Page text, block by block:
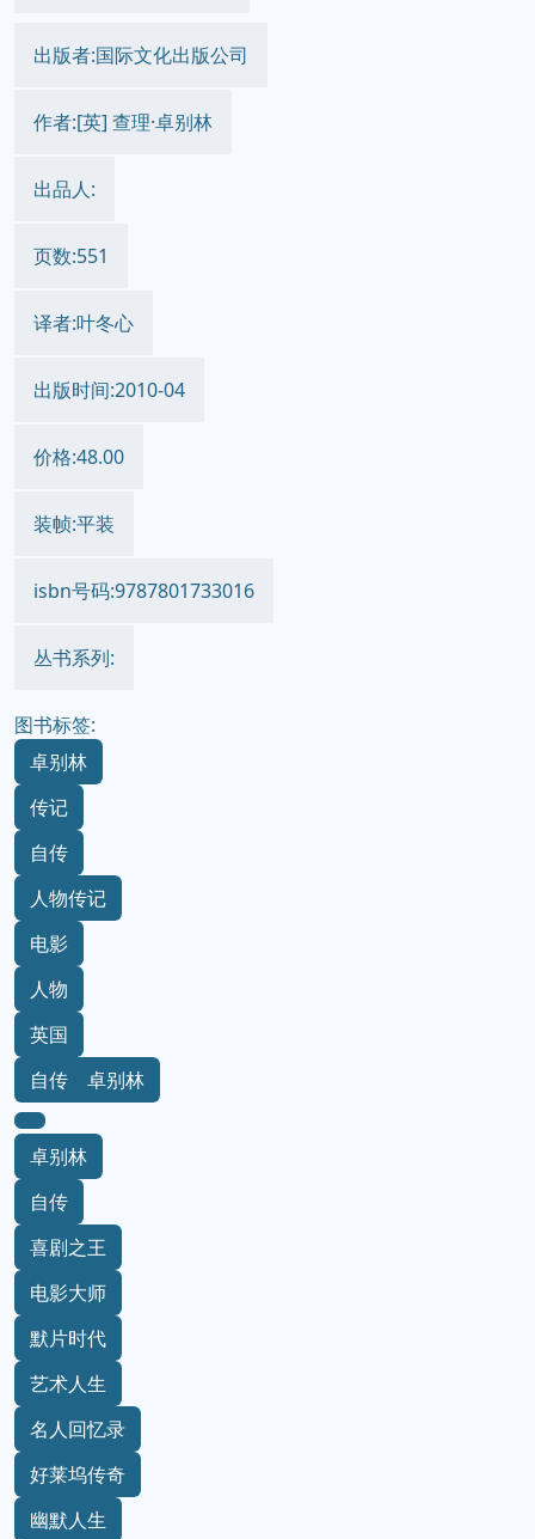
出版者:国际文化出版公司
作者:[英] 查理·卓别林
出品人:
页数:551
译者:叶冬心
出版时间:2010-04
价格:48.00
装帧:平装
isbn号码:9787801733016
丛书系列:
图书标签:
卓别林
传记
自传
人物传记
电影
人物
英国
自传 卓别林
卓别林
自传
喜剧之王
电影大师
默片时代
艺术人生
名人回忆录
好莱坞传奇
幽默人生